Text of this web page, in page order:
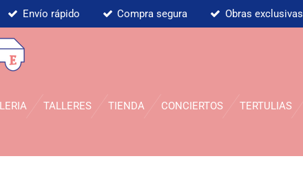
Envío rápido Compra segura Obras exclusivas
TALLERES TIENDA CONCIERTOS TERTULIAS